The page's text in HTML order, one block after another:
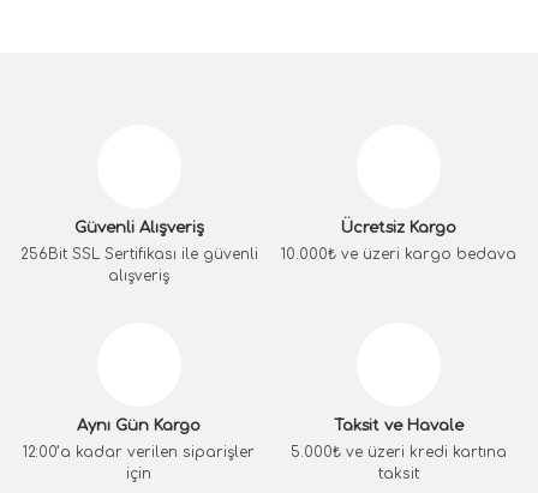
Güvenli Alışveriş
256Bit SSL Sertifikası ile güvenli
alışveriş
Ücretsiz Kargo
10.000₺ ve üzeri kargo bedava
Aynı Gün Kargo
12:00’a kadar verilen siparişler
için
Taksit ve Havale
5.000₺ ve üzeri kredi kartına
taksit